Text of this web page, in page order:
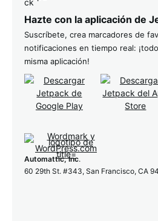
Hazte con la aplicación de
Suscríbete, crea marcadores de
notificaciones en tiempo real:
misma aplicación!
Automattic, Inc.
60 29th St. #343, San Francisco, CA